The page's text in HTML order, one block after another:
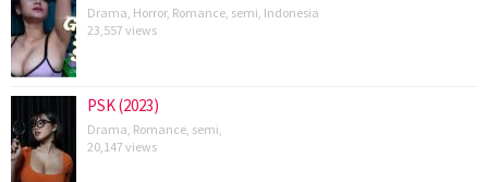
Drama Horror, Romance semi Indonesia
23,557 views
PSK (2023)
Drama Romance semi
20,147 views